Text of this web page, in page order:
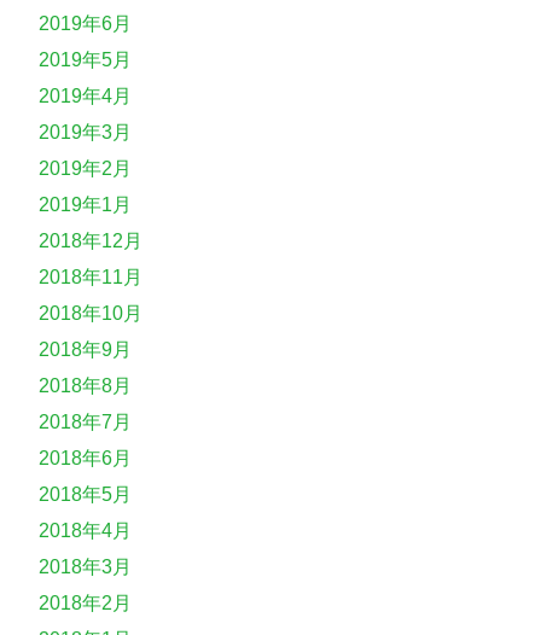
2019年6月
2019年5月
2019年4月
2019年3月
2019年2月
2019年1月
2018年12月
2018年11月
2018年10月
2018年9月
2018年8月
2018年7月
2018年6月
2018年5月
2018年4月
2018年3月
2018年2月